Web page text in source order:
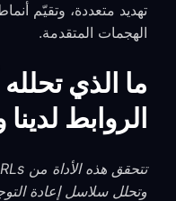
تهديد متعددة، وتقيّم
الهجمات المتقدمة.
ما الذي
الروابط